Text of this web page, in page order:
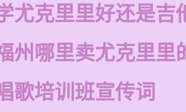
尤克里里好还是吉
州哪里卖尤克里里
歌培训班宣传词